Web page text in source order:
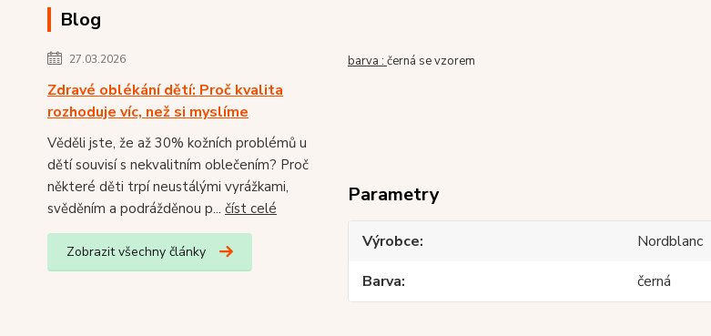
Blog
27.03.2026
Zdravé oblékání dětí: Proč kvalita
rozhoduje víc, než si myslíme
Věděli jste, že až 30% kožních problémů u
dětí souvisí s nekvalitním oblečením? Proč
některé děti trpí neustálými vyrážkami,
svěděním a podrážděnou p... číst celé
Zobrazit všechny články
barva : černá se vzorem
Parametry
Výrobce
Nordblanc
Barva
černá